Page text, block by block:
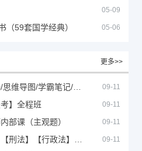
05-09
（59套国学经典） 05-06
更多>>
09-11
】全程班 09-11
部课（主观题） 09-11
09-11